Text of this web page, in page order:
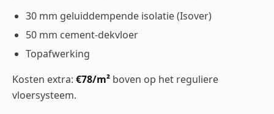
30 mm geluiddempende isolatie (Isover)
50 mm cement-dekvloer
Topafwerking
Kosten extra: €78/m² boven op het reguliere
vloersysteem.